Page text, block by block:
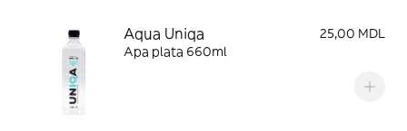
Aqua Uniqa
25,00 MDL
Apa plata 660ml